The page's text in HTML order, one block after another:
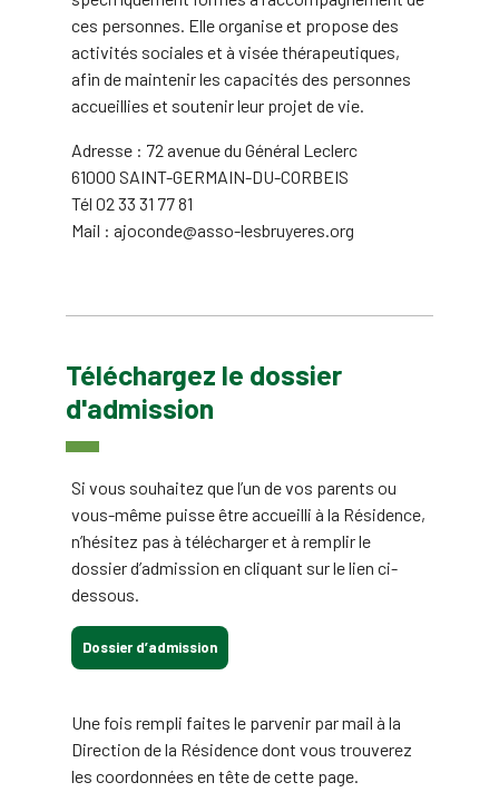
ces personnes. Elle organise et propose des
activités sociales et à visée thérapeutiques,
afin de maintenir les capacités des personnes
accueillies et soutenir leur projet de vie.
Adresse : 72 avenue du Général Leclerc
61000 SAINT-GERMAIN-DU-CORBEIS
Tél 02 33 31 77 81
Mail : ajoconde@asso-lesbruyeres.org
Téléchargez le dossier
d'admission
Si vous souhaitez que l’un de vos parents ou
vous-même puisse être accueilli à la Résidence,
n’hésitez pas à télécharger et à remplir le
dossier d’admission en cliquant sur le lien ci-
dessous.
Dossier d’admission
Une fois rempli faites le parvenir par mail à la
Direction de la Résidence dont vous trouverez
les coordonnées en tête de cette page.